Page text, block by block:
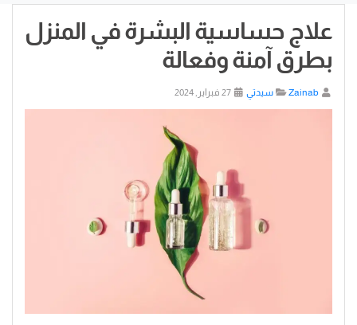
علاج حساسية البشرة في المنزل
بطرق آمنة وفعالة
Zainab سيدتي